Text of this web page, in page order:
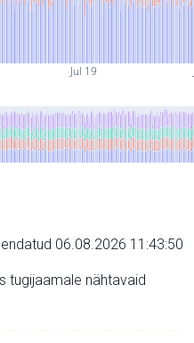
Jul 19
06.08.2026 11:43:50
tugijaamale nähtavaid